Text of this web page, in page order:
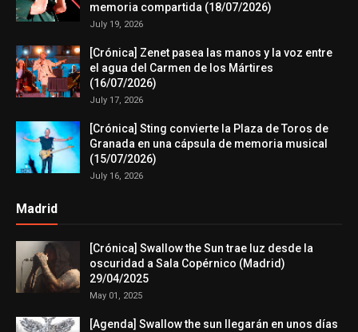
memoria compartida (18/07/2026)
July 19, 2026
[Crónica] Zenet pasea las manos y la voz entre
el agua del Carmen de los Mártires
(16/07/2026)
July 17, 2026
[Crónica] Sting convierte la Plaza de Toros de
Granada en una cápsula de memoria musical
(15/07/2026)
July 16, 2026
Madrid
[Crónica] Swallow the Sun trae luz desde la
oscuridad a Sala Copérnico (Madrid)
29/04/2025
May 01, 2025
[Agenda] Swallow the sun llegarán en unos días